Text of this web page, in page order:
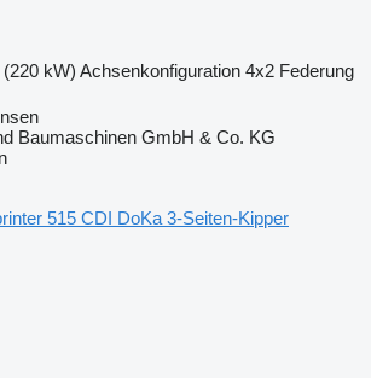
kW) Achsenkonfiguration 4x2 Federung
Baumaschinen GmbH & Co. KG